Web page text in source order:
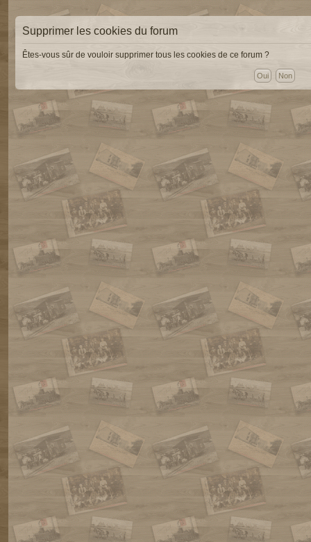
Supprimer les cookies du forum
Êtes-vous sûr de vouloir supprimer tous les cookies de ce forum ?